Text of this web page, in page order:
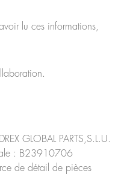
lu ces informations,
GLOBAL PARTS,S.L.U.
: B23910706
de détail de pièces